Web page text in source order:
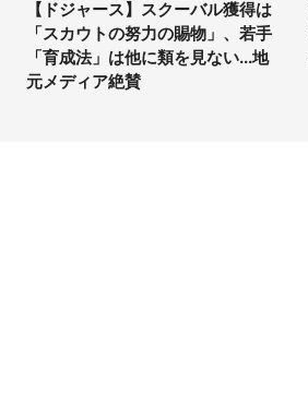
【ドジャース】スクーバル獲得は
「スカウトの努力の賜物」、若手
「育成法」は他に類を見ない...地
元メディア絶賛